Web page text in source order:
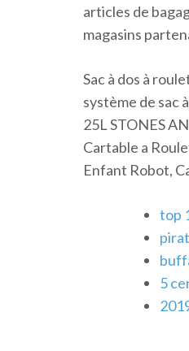
articles de
magasins
Sac à dos à
système de sac
25L STONES
Cartable a
Enfant Robot,
top
5